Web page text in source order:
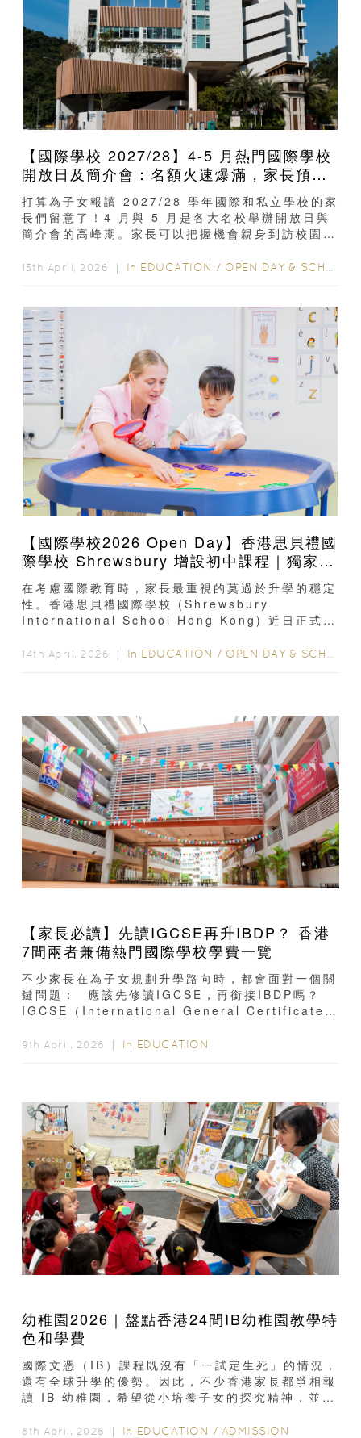
【國際學校 2027/28】4-5 月熱門國際學校
開放日及簡介會：名額火速爆滿，家長預約
要快！
打算為子女報讀 2027/28 學年國際和私立學校的家
長們留意了！4 月與 5 月是各大名校舉辦開放日與
簡介會的高峰期。家長可以把握機會親身到訪校園，
15th April, 2026 ｜ In EDUCATION / OPEN DAY & SCHOOL EVENTS
【國際學校2026 Open Day】香港思貝禮國
際學校 Shrewsbury 增設初中課程｜獨家
「一條龍」直通英國母校*
在考慮國際教育時，家長最重視的莫過於升學的穩定
性。香港思貝禮國際學校 (Shrewsbury
International School Hong Kong) 近日正式宣
14th April, 2026 ｜ In EDUCATION / OPEN DAY & SCHOOL EVENTS
【家長必讀】先讀IGCSE再升IBDP？ 香港
7間兩者兼備熱門國際學校學費一覽
不少家長在為子女規劃升學路向時，都會面對一個關
鍵問題： 應該先修讀IGCSE，再銜接IBDP嗎？
IGCSE（International General Certificate
9th April, 2026 ｜ In EDUCATION
幼稚園2026｜盤點香港24間IB幼稚園教學特
色和學費
國際文憑（IB）課程既沒有「一試定生死」的情況，
還有全球升學的優勢。因此，不少香港家長都爭相報
讀 IB 幼稚園，希望從小培養子女的探究精神，並及
8th April, 2026 ｜ In EDUCATION / ADMISSION